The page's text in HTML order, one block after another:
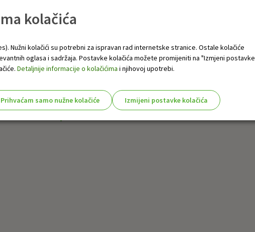
kolačića
Nužni kolačići su potrebni za ispravan rad internetske stranice. Ostale kolačiće
oglasa i sadržaja. Postavke kolačića možete promijeniti na "Izmjeni postavke
Detaljnije informacije o kolačićima i njihovoj upotrebi.
Prihvaćam samo nužne kolačiće
Izmijeni postavke kolačića